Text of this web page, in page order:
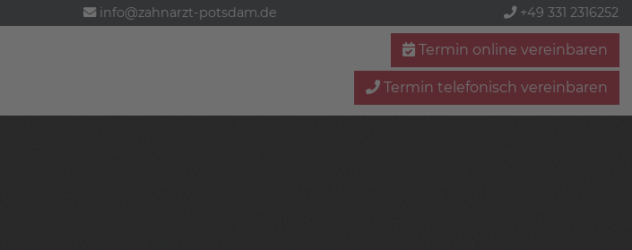
info@zahnarzt-potsdam.de +49 331 2316252
Termin online vereinbaren
Termin telefonisch vereinbaren